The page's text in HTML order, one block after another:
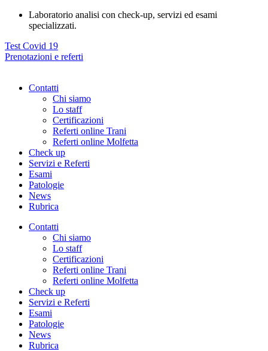
Laboratorio analisi con check-up, servizi ed esami
specializzati.
Test Covid 19
Prenotazioni e referti
Contatti
Chi siamo
Lo staff
Certificazioni
Referti online Trani
Referti online Molfetta
Check up
Servizi e Referti
Esami
Patologie
News
Rubrica
Contatti
Chi siamo
Lo staff
Certificazioni
Referti online Trani
Referti online Molfetta
Check up
Servizi e Referti
Esami
Patologie
News
Rubrica